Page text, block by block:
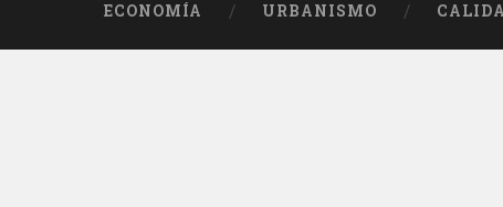
ECONOMÍA URBANISMO